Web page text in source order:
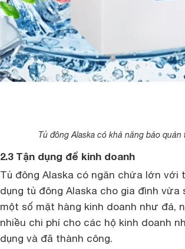
Tủ đông Alaska có khả năng bảo
2.3 Tận dụng để kinh doanh
Tủ đông Alaska có ngăn chứa lớn
dụng tủ đông Alaska cho gia đình
một số mặt hàng kinh doanh như
nhiều chi phí cho các hộ kinh doanh
dụng và đã thành công.